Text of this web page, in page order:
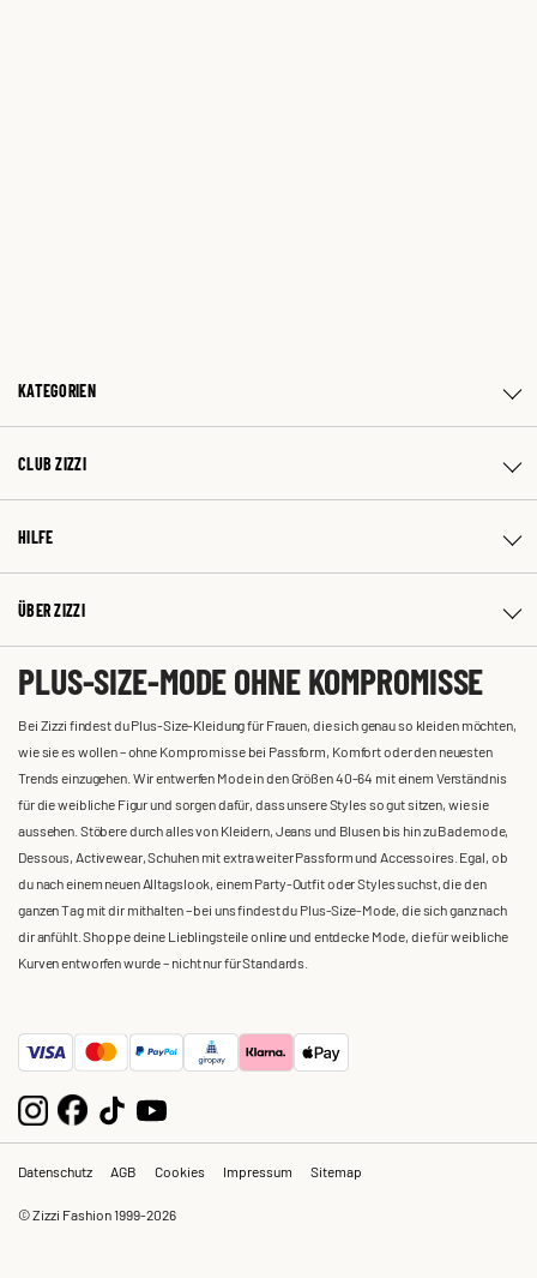
KATEGORIEN
CLUB ZIZZI
HILFE
ÜBER ZIZZI
PLUS-SIZE-MODE OHNE KOMPROMISSE
Bei Zizzi findest du Plus-Size-Kleidung für Frauen, die sich genau so kleiden möchten,
wie sie es wollen – ohne Kompromisse bei Passform, Komfort oder den neuesten
Trends einzugehen. Wir entwerfen Mode in den Größen 40-64 mit einem Verständnis
für die weibliche Figur und sorgen dafür, dass unsere Styles so gut sitzen, wie sie
aussehen. Stöbere durch alles von Kleidern, Jeans und Blusen bis hin zu Bademode,
Dessous, Activewear, Schuhen mit extra weiter Passform und Accessoires. Egal, ob
du nach einem neuen Alltagslook, einem Party-Outfit oder Styles suchst, die den
ganzen Tag mit dir mithalten – bei uns findest du Plus-Size-Mode, die sich ganz nach
dir anfühlt. Shoppe deine Lieblingsteile online und entdecke Mode, die für weibliche
Kurven entworfen wurde – nicht nur für Standards.
Datenschutz AGB Cookies Impressum Sitemap
© Zizzi Fashion 1999-2026